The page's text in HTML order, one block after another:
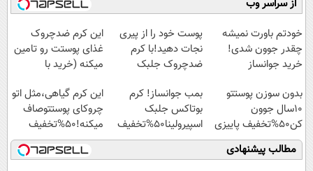
سبک و مقاوم |
پرداخت قسطی
امشب)
آموزش رایگان
◗پرسش‌نامه◖
از سراسر وب
خودتم باورت نمیشه
چقدر جوون شدی!
خرید جوانساز
ویژه
پوست خود را از پیری
نجات دهید!با کرم
ضدچروک جلبک
این کرم ضدچروک
غذای پوستت رو تامین
میکنه (خرید با
بدون سوزن پوستتو
10سال جوون
کن50%تخفیف پاییزی
بمب جوانساز! کرم
بوتاکس جلبک
اسپیرولینا50%تخفیف
این کرم گیاهی،مثل اتو
چروکای پوستتوصاف
میکنه!50%تخفیف
مطالب پیشنهادی